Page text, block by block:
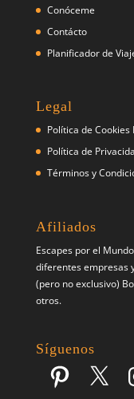
Conóceme
Contácto
Planificador de
Legal
Política de
Política de
Términos y
Afiliados
Escapes por el
diferentes empresas
(pero no exclusivo)
otros.
Síguenos
Pinterest X